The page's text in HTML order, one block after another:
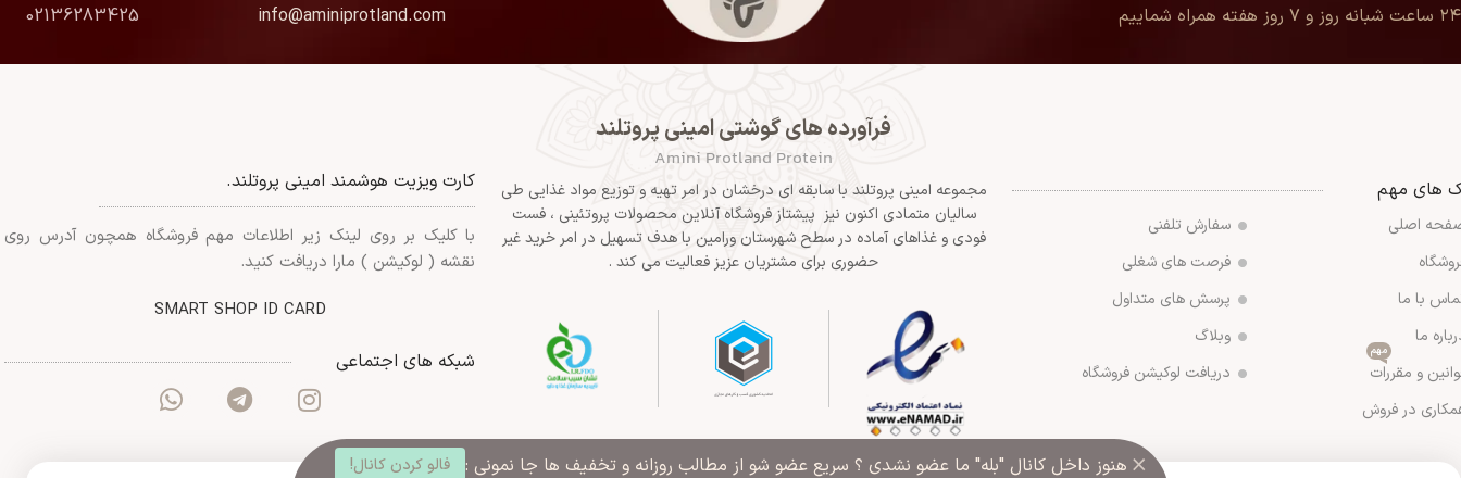
۲۴ ساعت شبانه روز و ۷ روز هفته همراه شماییم info@aminiprotland.com
02136283425
های مهم
اصلی
با ما
ما
و مقررات
مهم
در فروش
سفارش تلفنی
فرصت های شغلی
پرسش های متداول
وبلاگ
دریافت لوکیشن فروشگاه
فرآورده های گوشتی امینی پروتلند
Amini Protland Protein
مجموعه امینی پروتلند با سابقه ای درخشان در امر تهیه و توزیع مواد غذایی طی
سالیان متمادی اکنون نیز پیشتاز فروشگاه آنلاین محصولات پروتئینی ، فست
فودی و غذاهای آماده در سطح شهرستان ورامین با هدف تسهیل در امر خرید غیر
حضوری برای مشتریان عزیز فعالیت می کند .
کارت ویزیت هوشمند امینی پروتلند.
با کلیک بر روی لینک زیر اطلاعات مهم فروشگاه همچون آدرس روی
نقشه ( لوکیشن ) مارا دریافت کنید.
SMART SHOP ID CARD
شبکه های اجتماعی
هنوز داخل کانال "بله" ما عضو نشدی ؟ سریع عضو شو از مطالب روزانه و تخفیف ها جا نمونی : فالو کردن کانال! ×